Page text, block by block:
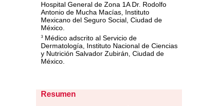
Hospital General de Zona 1A Dr. Rodolfo
Antonio de Mucha Macías, Instituto
Mexicano del Seguro Social, Ciudad de
México.
3 Médico adscrito al Servicio de
Dermatología, Instituto Nacional de Ciencias
y Nutrición Salvador Zubirán, Ciudad de
México.
Resumen